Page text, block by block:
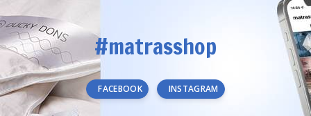
#matrasshop
FACEBOOK INSTAGRAM